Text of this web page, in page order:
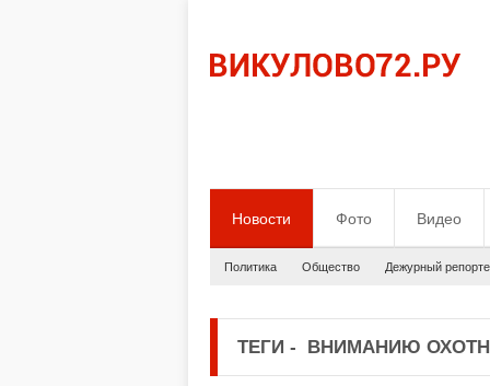
Новости Фото Видео
Политика Общество Дежурный
ТЕГИ - ВНИМАНИЮ